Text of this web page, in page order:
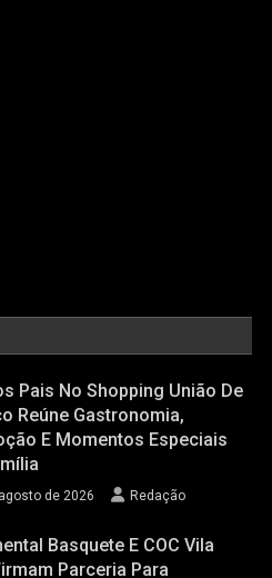
Pais No Shopping União De
Reúne Gastronomia,
E Momentos Especiais
de 2026 Redação
Basquete E COC Vila
Parceria Para